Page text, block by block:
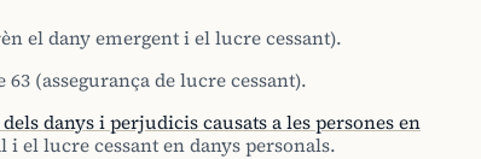
el dany emergent i el lucre cessant).
(assegurança de lucre cessant).
danys i perjudicis causats a les persones en
el lucre cessant en danys personals.